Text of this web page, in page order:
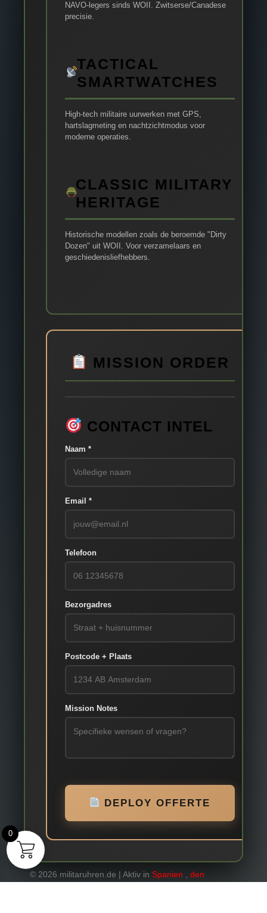
NAVO-legers sinds WOII. Zwitserse/Canadese
precisie.
TACTICAL
SMARTWATCHES
High-tech militaire uurwerken met GPS,
hartslagmeting en nachtzichtmodus voor
moderne operaties.
CLASSIC MILITARY
HERITAGE
Historische modellen zoals de beroemde "Dirty
Dozen" uit WOII. Voor verzamelaars en
geschiedenisliefhebbers.
MISSION ORDER
CONTACT INTEL
Naam *
Email *
Telefoon
Bezorgadres
Postcode + Plaats
Mission Notes
DEPLOY OFFERTE
© 2026 militaruhren.de | Aktiv in Spanien
den
0